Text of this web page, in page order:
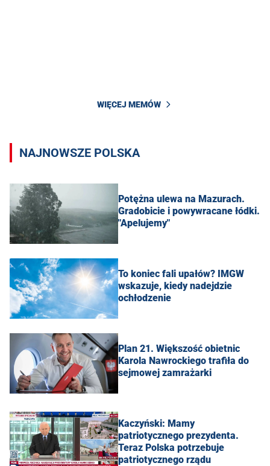
WIĘCEJ MEMÓW
NAJNOWSZE POLSKA
Potężna ulewa na Mazurach.
Gradobicie i powywracane łódki.
"Apelujemy"
To koniec fali upałów? IMGW
wskazuje, kiedy nadejdzie
ochłodzenie
Plan 21. Większość obietnic
Karola Nawrockiego trafiła do
sejmowej zamrażarki
Kaczyński: Mamy
patriotycznego prezydenta.
Teraz Polska potrzebuje
patriotycznego rządu